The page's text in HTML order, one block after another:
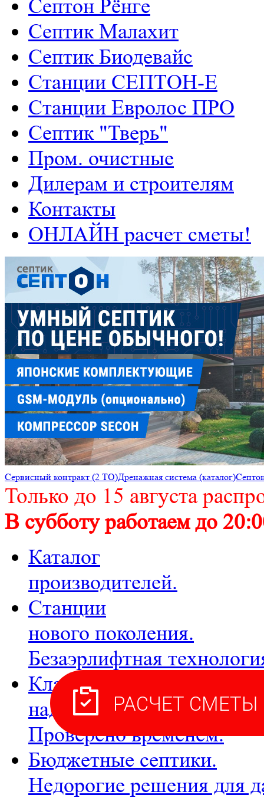
Септон Рёнге
Септик Малахит
Септик Биодевайс
Станции СЕПТОН-Е
Станции Евролос ПРО
Септик "Тверь"
Пром. очистные
Дилерам и строителям
Контакты
ОНЛАЙН расчет сметы!
Cервисный контракт (2 ТО)Дренажная система (каталог)
Только до 15 августа
В субботу работаем до
Каталог
производителей.
Станции
нового поколения.
Безаэрлифтная
Классические,
надежные септики.
Проверено временем.
Бюджетные септики.
Недорогие решения для
РАСЧЕТ СМЕТЫ ОНЛАЙН!